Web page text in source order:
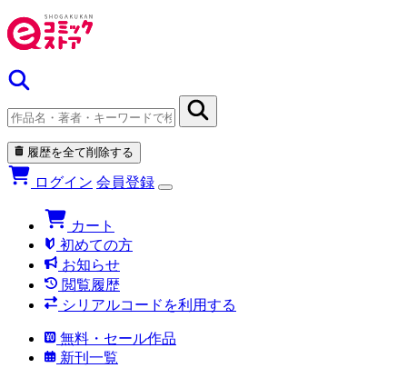
履歴を全て削除する
ログイン 会員登録
カート
初めての方
お知らせ
閲覧履歴
シリアルコードを利用する
無料・セール作品
新刊一覧